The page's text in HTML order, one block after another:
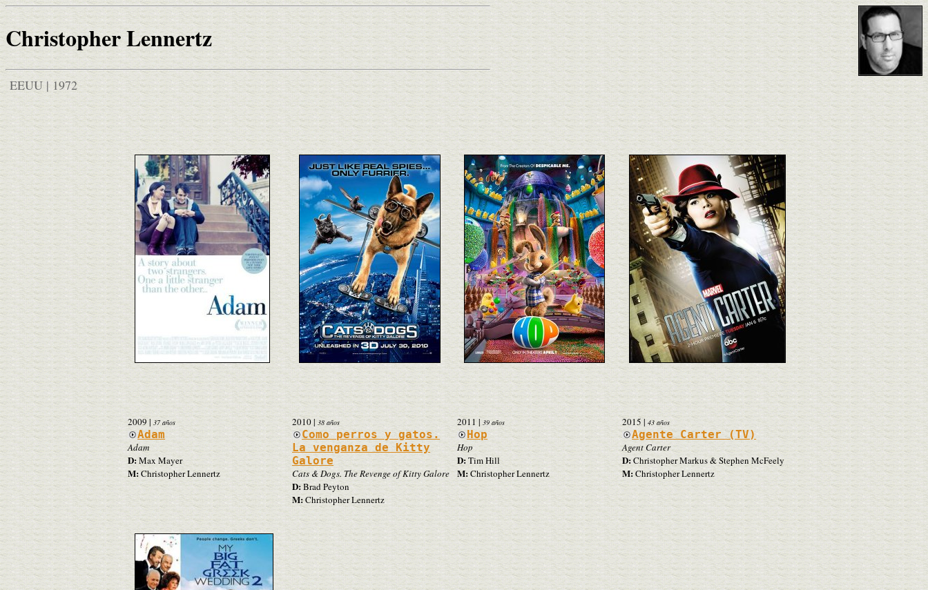
Christopher Lennertz
EEUU | 1972
2009 | 37 años
Adam
Adam
D:Max Mayer
M:Christopher Lennertz
2010|38 años
Como perros y gatos.
La venganza de Kitty
Galore
Cats & Dogs. The Revenge of Kitty Galore
D:Brad Peyton
M:Christopher Lennertz
2011 |39 años
Hop
Hop
D:Tim Hill
M:Christopher Lennertz
2015 | 43 años
Agente Carter (TV)
Agent Carter
D:Christopher Markus & Stephen McFeely
M:Christopher Lennertz